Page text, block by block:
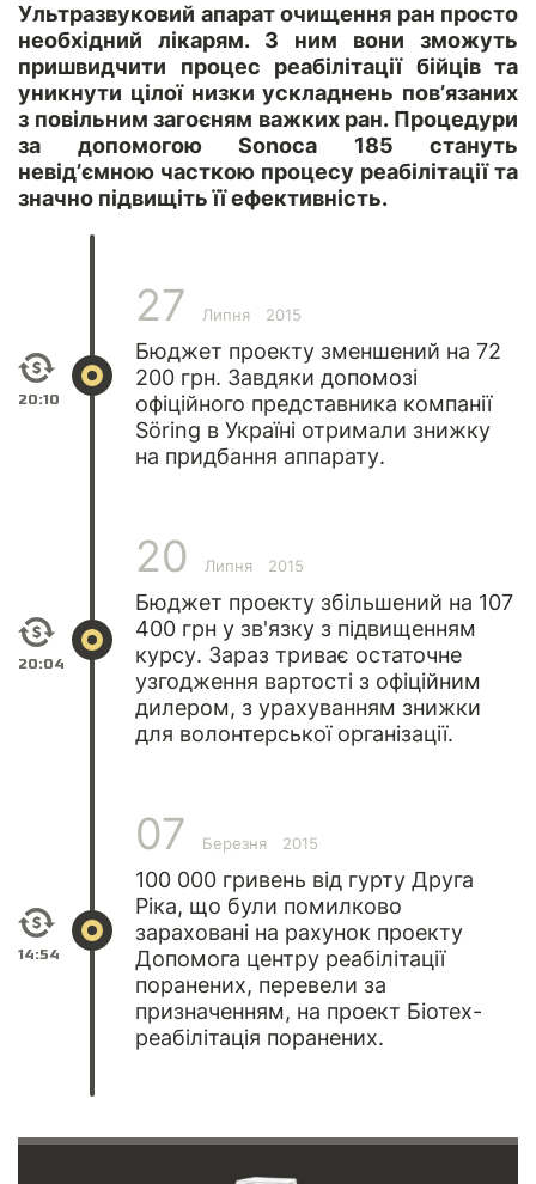
Ультразвуковий апарат очищення ран просто
необхідний лікарям. З ним вони зможуть
пришвидчити процес реабілітації бійців та
уникнути цілої низки ускладнень пов’язаних
з повільним загоєням важких ран. Процедури
за допомогою Sonoca 185 стануть
невід’ємною часткою процесу реабілітації та
значно підвищіть її ефективність.
20:10
27 Липня 2015
Бюджет проекту зменшений на 72
200 грн. Завдяки допомозі
офіційного представника компанії
Söring в Україні отримали знижку
на придбання аппарату.
20:04
20 Липня 2015
Бюджет проекту збільшений на 107
400 грн у зв'язку з підвищенням
курсу. Зараз триває остаточне
узгодження вартості з офіційним
дилером, з урахуванням знижки
для волонтерської організації.
14:54
07 Березня 2015
100 000 гривень від гурту Друга
Ріка, що були помилково
зараховані на рахунок проекту
Допомога центру реабілітації
поранених, перевели за
призначенням, на проект Біотех-
реабілітація поранених.